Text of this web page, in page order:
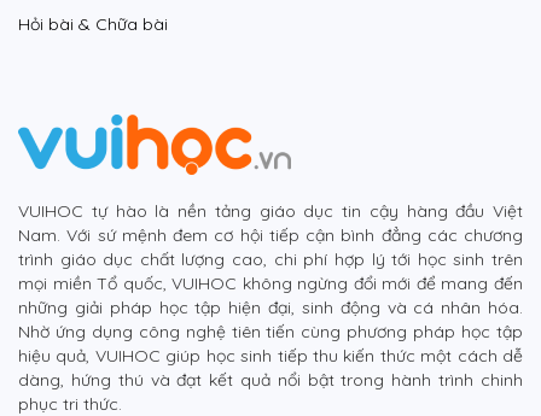
Hỏi bài & Chữa bài
VUIHOC tự hào là nền tảng giáo dục tin cậy hàng đầu Việt
Nam. Với sứ mệnh đem cơ hội tiếp cận bình đẳng các chương
trình giáo dục chất lượng cao, chi phí hợp lý tới học sinh trên
mọi miền Tổ quốc, VUIHOC không ngừng đổi mới để mang đến
những giải pháp học tập hiện đại, sinh động và cá nhân hóa.
Nhờ ứng dụng công nghệ tiên tiến cùng phương pháp học tập
hiệu quả, VUIHOC giúp học sinh tiếp thu kiến thức một cách dễ
dàng, hứng thú và đạt kết quả nổi bật trong hành trình chinh
phục tri thức.